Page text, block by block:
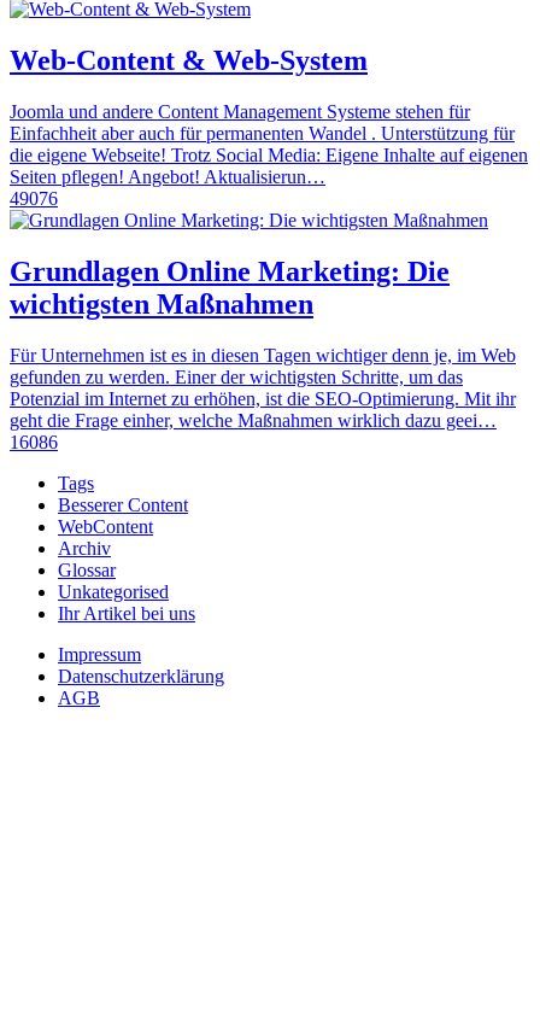
Web-Content & Web-System
Joomla und andere Content Management Systeme stehen für
Einfachheit aber auch für permanenten Wandel . Unterstützung für
die eigene Webseite! Trotz Social Media: Eigene Inhalte auf eigenen
Seiten pflegen! Angebot! Aktualisierun…
49076
Grundlagen Online Marketing: Die
wichtigsten Maßnahmen
Für Unternehmen ist es in diesen Tagen wichtiger denn je, im Web
gefunden zu werden. Einer der wichtigsten Schritte, um das
Potenzial im Internet zu erhöhen, ist die SEO-Optimierung. Mit ihr
geht die Frage einher, welche Maßnahmen wirklich dazu geei…
16086
Tags
Besserer Content
WebContent
Archiv
Glossar
Unkategorised
Ihr Artikel bei uns
Impressum
Datenschutzerklärung
AGB